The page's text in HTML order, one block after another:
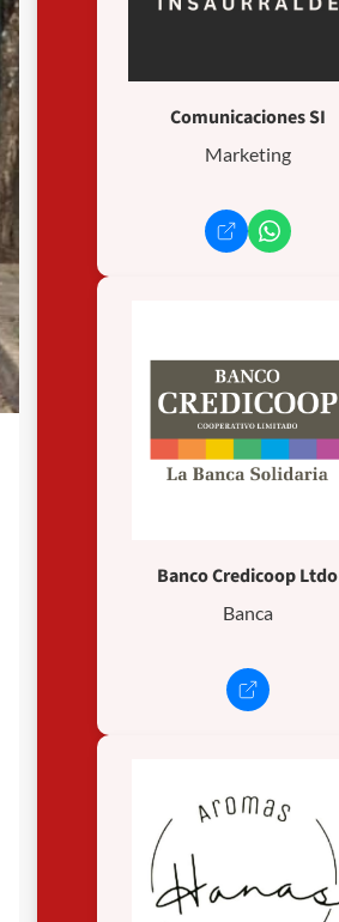
Comunicaciones SI
Marketing
Banco Credicoop Ltdo
Banca